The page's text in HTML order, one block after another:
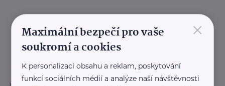
×
Maximální bezpečí pro vaše
soukromí a cookies
K personalizaci obsahu a reklam, poskytování
funkcí sociálních médií a analýze naší návštěvnosti